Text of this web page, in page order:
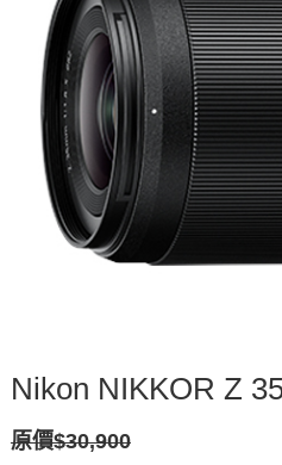
Nikon NIKKOR Z
原價$30,900